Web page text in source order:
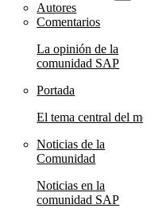
Autores
Comentarios
La opinión de la
comunidad SAP
Portada
El tema central del mes
Noticias de la
Comunidad
Noticias en la
comunidad SAP